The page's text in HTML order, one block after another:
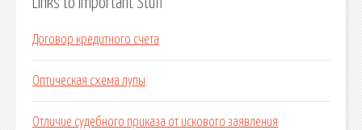
Договор кредитного счета
Оптическая схема лупы
Отличие судебного приказа от искового заявления